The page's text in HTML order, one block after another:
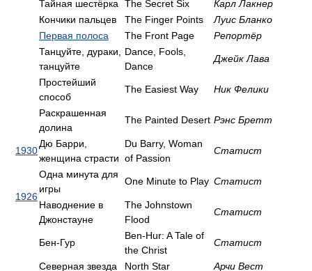
Тайная шестёрка The Secret Six
Карл Лакнер
Кончики пальцев
The Finger Points
Луис Бланко
Первая полоса
The Front Page
Репортёр
Танцуйте, дураки,
танцуйте
Dance, Fools,
Dance
Джейк Лава
Простейший
способ
The Easiest Way Ник Фелики
Раскрашенная
долина
The Painted Desert Рэнс Бретт
1930
Дю Барри,
женщина страсти
Du Barry, Woman
of Passion
Статист
1926
Одна минута для
игры
One Minute to Play Статист
Наводнение в
Джонстауне
The Johnstown
Flood
Статист
Бен-Гур
Ben-Hur: A Tale of
the Christ
Статист
Северная звезда North Star
Арчи Вест